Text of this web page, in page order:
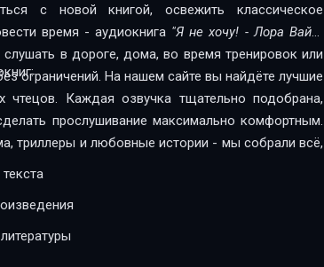
с новой книгой, освежить классическое
время - аудиокнига "Я не хочу! - Лора Вайс"
в дороге, дома, во время тренировок или
ограничений. На нашем сайте вы найдёте лучшие
чтецов. Каждая озвучка тщательно подобрана,
прослушивание максимально комфортным.
триллеры и любовные истории - мы собрали всё,